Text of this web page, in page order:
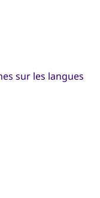
sur les langues